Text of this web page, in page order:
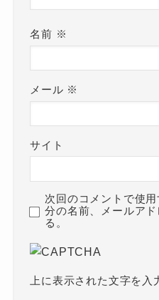
名前 ※
メール ※
サイト
次回のコメントで使
分の名前、メールア
る。
上に表示された文字を入